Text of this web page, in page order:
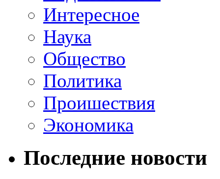
Интересное
Наука
Общество
Политика
Проишествия
Экономика
Последние новости